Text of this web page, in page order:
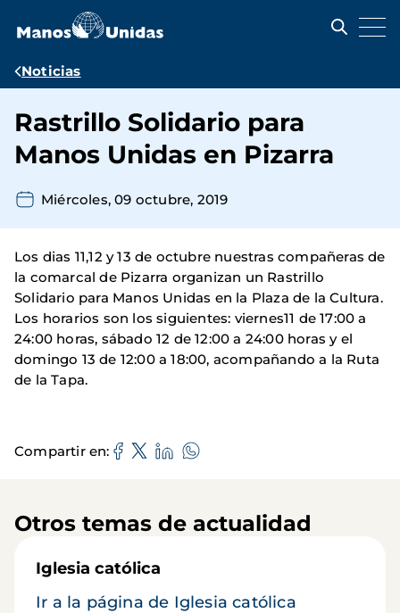
contenido
Ruta
navegación
Noticias
Rastrillo Solidario para
Manos Unidas en Pizarra
Miércoles, 09 octubre, 2019
Los dias 11,12 y 13 de octubre nuestras compañeras de
la comarcal de Pizarra organizan un Rastrillo
Solidario para Manos Unidas en la Plaza de la Cultura.
Los horarios son los siguientes: viernes11 de 17:00 a
24:00 horas, sábado 12 de 12:00 a 24:00 horas y el
domingo 13 de 12:00 a 18:00, acompañando a la Ruta
de la Tapa.
Compartir en
Otros temas de actualidad
Iglesia católica
Ir a la página de Iglesia católica